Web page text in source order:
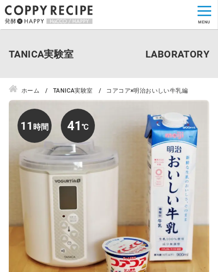
TANICA実験室
ホーム TANICA実験室 コアコア×明治おいしい牛乳編
11 41